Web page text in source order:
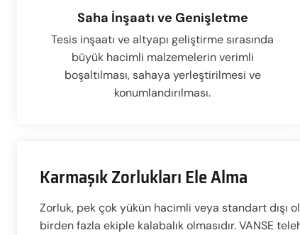
Saha İnşaatı ve Genişletme
Tesis inşaatı ve altyapı geliştirme sırasında
büyük hacimli malzemelerin verimli
boşaltılması, sahaya yerleştirilmesi ve
konumlandırılması.
Karmaşık Zorlukları Ele Alma
Zorluk, pek çok yükün hacimli veya standart dışı
birden fazla ekiple kalabalık olmasıdır. VANSE